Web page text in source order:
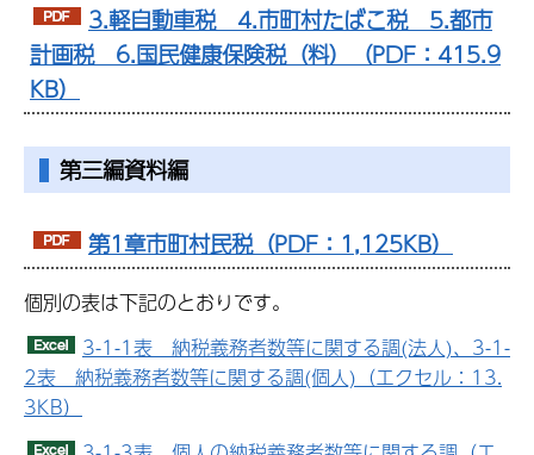
3.軽自動車税 4.市町村たばこ税 5.都市
計画税 6.国民健康保険税（料）（PDF：415.9
KB）
第三編資料編
第1章市町村民税（PDF：1,125KB）
個別の表は下記のとおりです。
3-1-1表 納税義務者数等に関する調(法人)、3-1-
2表 納税義務者数等に関する調(個人)（エクセル：13.
3KB）